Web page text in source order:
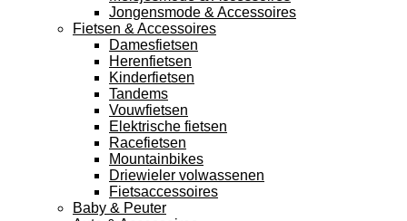
Jongensmode & Accessoires
Fietsen & Accessoires
Damesfietsen
Herenfietsen
Kinderfietsen
Tandems
Vouwfietsen
Elektrische fietsen
Racefietsen
Mountainbikes
Driewieler volwassenen
Fietsaccessoires
Baby & Peuter